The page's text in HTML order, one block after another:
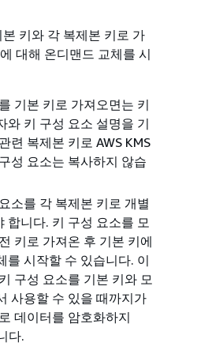
키와 각 복제본 키로 가
대해 온디맨드 교체를 시
기본 키로 가져오면는 키
와 키 구성 요소 설명을 기
련 복제본 키로 AWS KMS
성 요소는 복사하지 않습
소를 각 복제본 키로 개별
합니다. 키 구성 요소를 모
키로 가져온 후 기본 키에
를 시작할 수 있습니다. 이
구성 요소를 기본 키와 모
사용할 수 있을 때까지가
데이터를 암호화하지
다.